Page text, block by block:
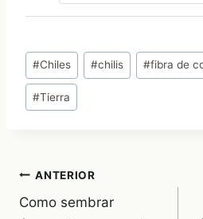
Etiquetas
de
la
#Chiles #chilis #fibra de
#Tierra
Navegación
de
ANTERIOR
Como sembrar